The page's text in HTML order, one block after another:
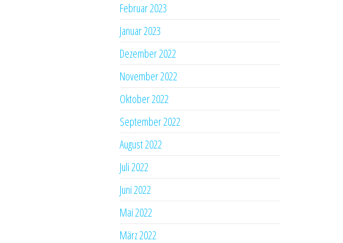
Februar 2023
Januar 2023
Dezember 2022
November 2022
Oktober 2022
September 2022
August 2022
Juli 2022
Juni 2022
Mai 2022
März 2022